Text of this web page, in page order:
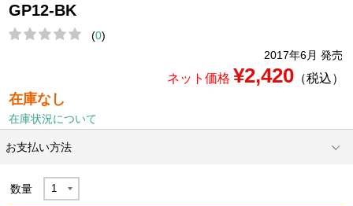
GP12-BK
(0)
2017年6月 発売
ネット価格 ¥2,420（税込）
在庫なし
在庫状況について
お支払い方法
数量